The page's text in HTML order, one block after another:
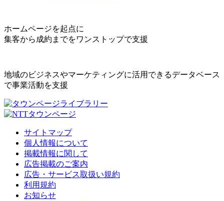
ホームページを起点に
集客から成約までをワンストップで支援
地域のビジネスやマーケティングに活用できるデータベース
で事業活動を支援
サイトマップ
個人情報について
掲載情報に関して
広告掲載のご案内
広告・サービス取扱い規約
利用規約
お知らせ